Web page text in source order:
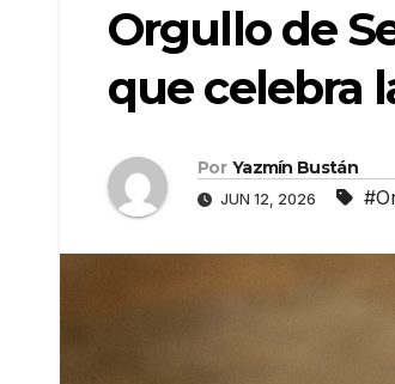
Orgullo de
que celebra
Por Yazmín Bustán
JUN 12, 2026